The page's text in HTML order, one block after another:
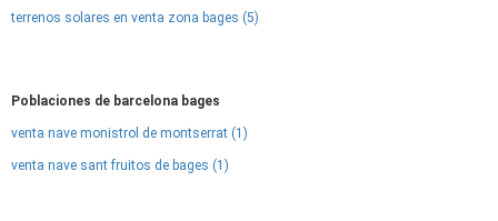
terrenos solares en venta zona bages (5)
Poblaciones de barcelona bages
venta nave monistrol de montserrat (1)
venta nave sant fruitos de bages (1)